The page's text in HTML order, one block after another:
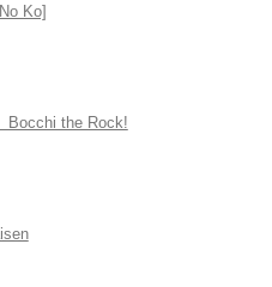
Ko]
the Rock!